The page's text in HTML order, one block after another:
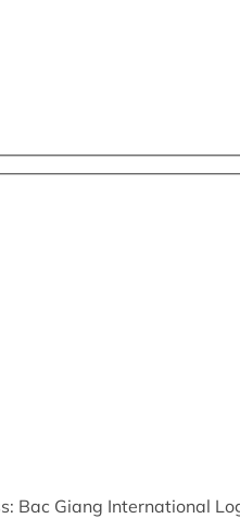
Bac Giang International